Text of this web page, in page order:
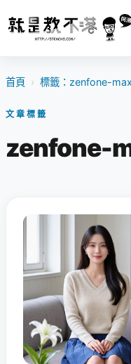
首頁 › 標籤：zenfone-max
文章標籤
zenfone-